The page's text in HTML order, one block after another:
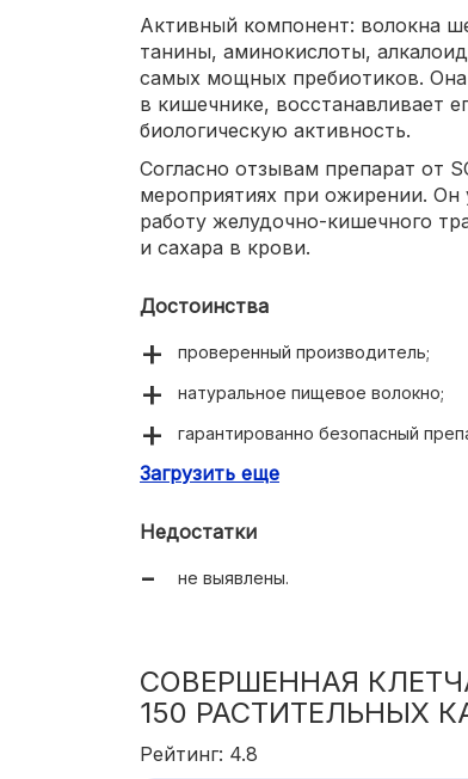
Активный компонент: волокна
танины, аминокислоты,
самых мощных пребиотиков. Она
в кишечнике, восстанавливает
биологическую активность.
Согласно отзывам препарат от
мероприятиях при ожирении. Он
работу желудочно-кишечного
и сахара в крови.
Достоинства
проверенный производитель;
натуральное пищевое волокно;
гарантированно безопасный
улучшение моторики кишечника;
Загрузить еще
Недостатки
не выявлены.
СОВЕРШЕННАЯ
150 РАСТИТЕЛЬНЫХ
Рейтинг: 4.8